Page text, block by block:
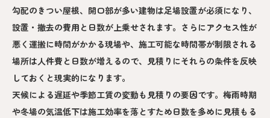
勾配のきつい屋根、開口部が多い建物は足場設置が必須になり、
設置・撤去の費用と日数が上乗せされます。さらにアクセス性が
悪く運搬に時間がかかる現場や、施工可能な時間帯が制限される
場所は人件費と日数が増えるので、見積りにそれらの条件を反映
しておくと現実的になります。
天候による遅延や季節工賃の変動も見積りの要因です。梅雨時期
や冬場の気温低下は施工効率を落とすため日数を多めに見積もる